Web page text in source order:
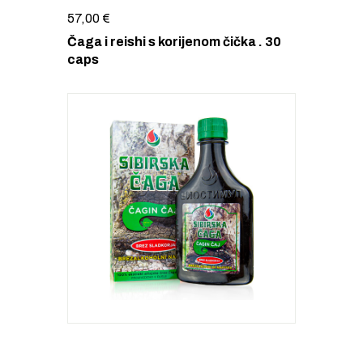
57,00 €
Čaga i reishi s korijenom čička . 30
caps